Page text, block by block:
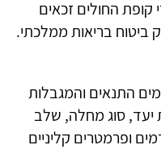
קופת החולים זכאים
בריאות ממלכתי.
התנאים והמגבלות
יעד, סוג מחלה, שלב
ופרמטרים קליניים